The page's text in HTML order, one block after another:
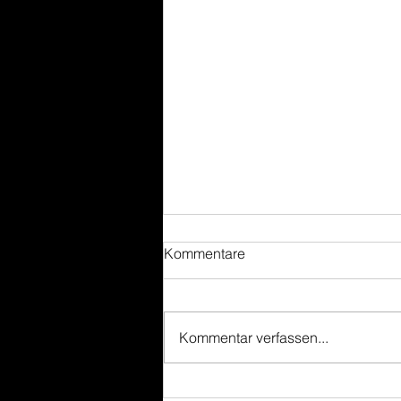
Kommentare
Kommentar verfassen...